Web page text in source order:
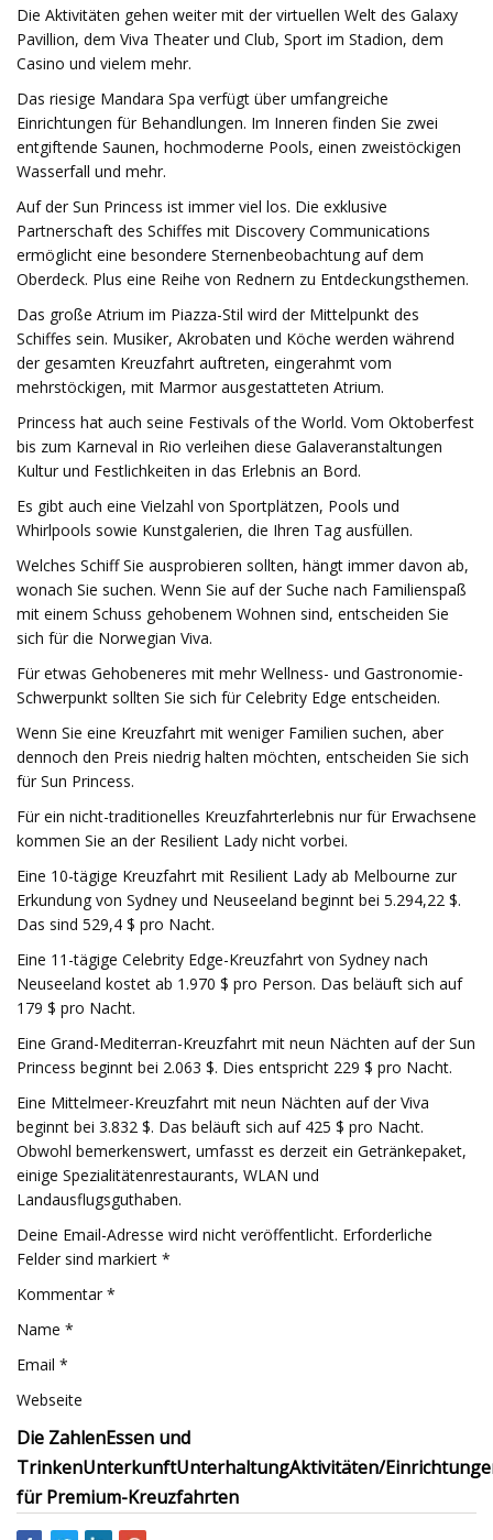
Die Aktivitäten gehen weiter mit der virtuellen Welt des Galaxy
Pavillion, dem Viva Theater und Club, Sport im Stadion, dem
Casino und vielem mehr.
Das riesige Mandara Spa verfügt über umfangreiche
Einrichtungen für Behandlungen. Im Inneren finden Sie zwei
entgiftende Saunen, hochmoderne Pools, einen zweistöckigen
Wasserfall und mehr.
Auf der Sun Princess ist immer viel los. Die exklusive
Partnerschaft des Schiffes mit Discovery Communications
ermöglicht eine besondere Sternenbeobachtung auf dem
Oberdeck. Plus eine Reihe von Rednern zu Entdeckungsthemen.
Das große Atrium im Piazza-Stil wird der Mittelpunkt des
Schiffes sein. Musiker, Akrobaten und Köche werden während
der gesamten Kreuzfahrt auftreten, eingerahmt vom
mehrstöckigen, mit Marmor ausgestatteten Atrium.
Princess hat auch seine Festivals of the World. Vom Oktoberfest
bis zum Karneval in Rio verleihen diese Galaveranstaltungen
Kultur und Festlichkeiten in das Erlebnis an Bord.
Es gibt auch eine Vielzahl von Sportplätzen, Pools und
Whirlpools sowie Kunstgalerien, die Ihren Tag ausfüllen.
Welches Schiff Sie ausprobieren sollten, hängt immer davon ab,
wonach Sie suchen. Wenn Sie auf der Suche nach Familienspaß
mit einem Schuss gehobenem Wohnen sind, entscheiden Sie
sich für die Norwegian Viva.
Für etwas Gehobeneres mit mehr Wellness- und Gastronomie-
Schwerpunkt sollten Sie sich für Celebrity Edge entscheiden.
Wenn Sie eine Kreuzfahrt mit weniger Familien suchen, aber
dennoch den Preis niedrig halten möchten, entscheiden Sie sich
für Sun Princess.
Für ein nicht-traditionelles Kreuzfahrterlebnis nur für Erwachsene
kommen Sie an der Resilient Lady nicht vorbei.
Eine 10-tägige Kreuzfahrt mit Resilient Lady ab Melbourne zur
Erkundung von Sydney und Neuseeland beginnt bei 5.294,22 $.
Das sind 529,4 $ pro Nacht.
Eine 11-tägige Celebrity Edge-Kreuzfahrt von Sydney nach
Neuseeland kostet ab 1.970 $ pro Person. Das beläuft sich auf
179 $ pro Nacht.
Eine Grand-Mediterran-Kreuzfahrt mit neun Nächten auf der Sun
Princess beginnt bei 2.063 $. Dies entspricht 229 $ pro Nacht.
Eine Mittelmeer-Kreuzfahrt mit neun Nächten auf der Viva
beginnt bei 3.832 $. Das beläuft sich auf 425 $ pro Nacht.
Obwohl bemerkenswert, umfasst es derzeit ein Getränkepaket,
einige Spezialitätenrestaurants, WLAN und
Landausflugsguthaben.
Deine Email-Adresse wird nicht veröffentlicht. Erforderliche
Felder sind markiert *
Kommentar *
Name *
Email *
Webseite
Die ZahlenEssen und
TrinkenUnterkunftUnterhaltungAktivitäten/
für Premium-Kreuzfahrten